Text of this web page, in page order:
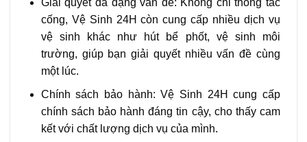
cống, Vệ Sinh 24H còn cung cấp nhiều dịch vụ
vệ sinh khác như hút bể phốt, vệ sinh môi
trường, giúp bạn giải quyết nhiều vấn đề cùng
một lúc.
Chính sách bảo hành: Vệ Sinh 24H cung cấp
chính sách bảo hành đáng tin cậy, cho thấy cam
kết với chất lượng dịch vụ của mình.